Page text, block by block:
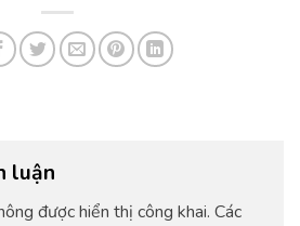
luận
được hiển thị công khai. Các